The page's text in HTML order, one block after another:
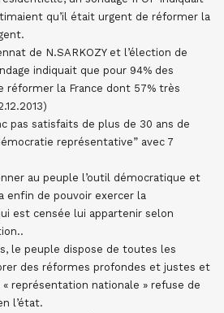
qu’il était urgent de réformer la
de N.SARKOZY et l’élection de
indiquait que pour 94% des
réformer la France dont 57% très
pas satisfaits de plus de 30 ans de
représentative” avec 7
au peuple l’outil démocratique et
enfin de pouvoir exercer la
est censée lui appartenir selon
le peuple dispose de toutes les
des réformes profondes et justes et
représentation nationale » refuse de
l’état.